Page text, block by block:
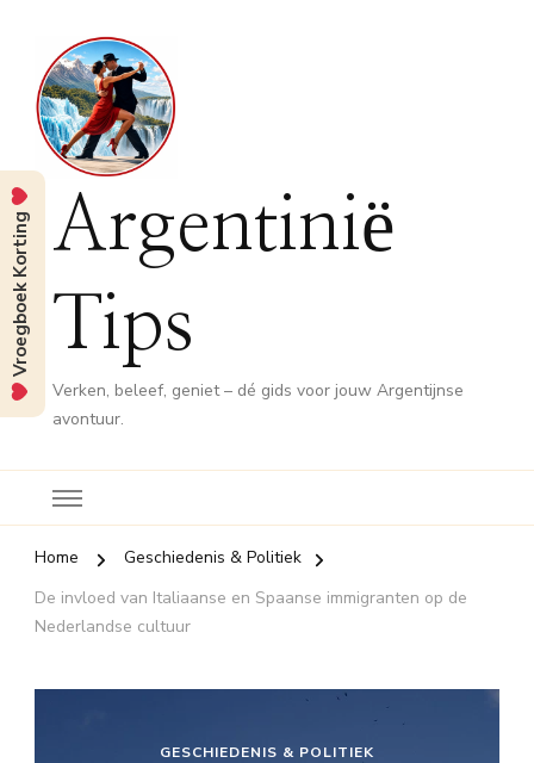
Argentinië
Tips
Verken, beleef, geniet – dé gids voor jouw Argentijnse
avontuur.
Home
Geschiedenis & Politiek
De invloed van Italiaanse en Spaanse immigranten op de
Nederlandse cultuur
GESCHIEDENIS & POLITIEK
Vroegboek Korting